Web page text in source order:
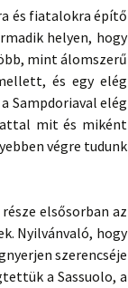
és fiatalokra építő
helyen, hogy
mint álomszerű
és egy elég
Sampdoriaval elég
mit és miként
végre tudunk
elsősorban az
Nyilvánvaló, hogy
szerencséje
a Sassuolo, a